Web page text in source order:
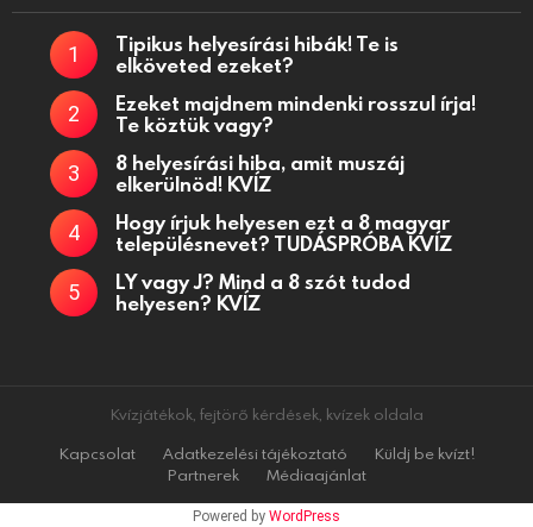
Tipikus helyesírási hibák! Te is
elköveted ezeket?
Ezeket majdnem mindenki rosszul írja!
Te köztük vagy?
8 helyesírási hiba, amit muszáj
elkerülnöd! KVÍZ
Hogy írjuk helyesen ezt a 8 magyar
településnevet? TUDÁSPRÓBA KVÍZ
LY vagy J? Mind a 8 szót tudod
helyesen? KVÍZ
Kvízjátékok, fejtörő kérdések, kvízek oldala
Kapcsolat
Adatkezelési tájékoztató
Küldj be kvízt!
Partnerek
Médiaajánlat
Powered by WordPress